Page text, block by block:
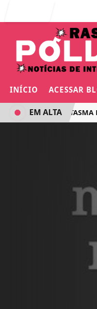
INÍCIO ACESSAR
O VOO FANTASMA E O
EM ALTA